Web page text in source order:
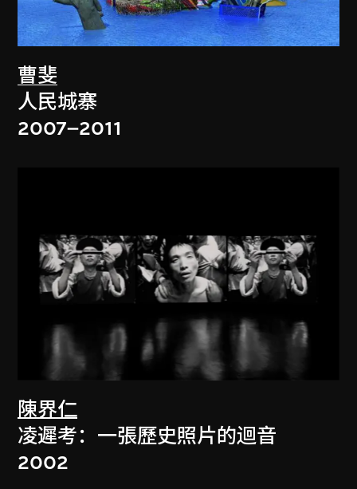
曹斐
人民城寨
2007–2011
陳界仁
凌遲考：一張歷史照片的迴音
2002